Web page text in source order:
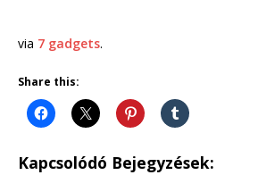
via 7 gadgets.
Share this:
Kapcsolódó Bejegyzések: